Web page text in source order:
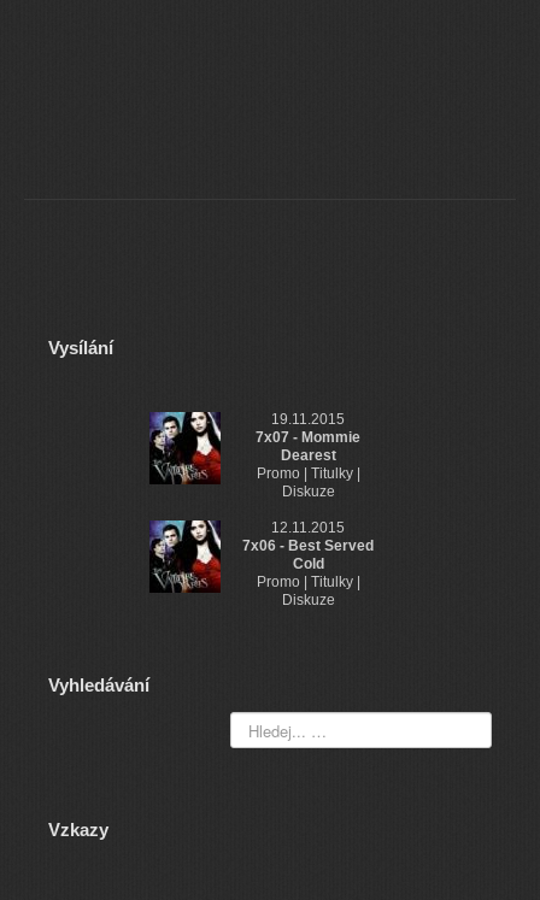
Vysílání
19.11.2015
7x07 - Mommie
Dearest
Promo | Titulky |
Diskuze
12.11.2015
7x06 - Best Served
Cold
Promo | Titulky |
Diskuze
Vyhledávání
Vzkazy